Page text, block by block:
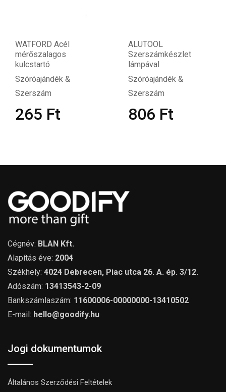
WATFORD Acél
mérőszalagos
kulcstartó
Szóróajándék &
Szerszám
265 Ft
ALUTOOL
Szerszámkészlet
lámpával
Szóróajándék &
Szerszám
806 Ft
Cégnév: BLAN Kft.
Alapítás éve: 2004
Székhely: 4024 Debrecen, Piac utca 26. A. ép. 3/12.
Adószám: 13413543-2-09
Bankszámlaszám: 11600006-00000000-13410502
E-mail: hello@goodify.hu
Jogi dokumentumok
Általános Szerződési Feltételek